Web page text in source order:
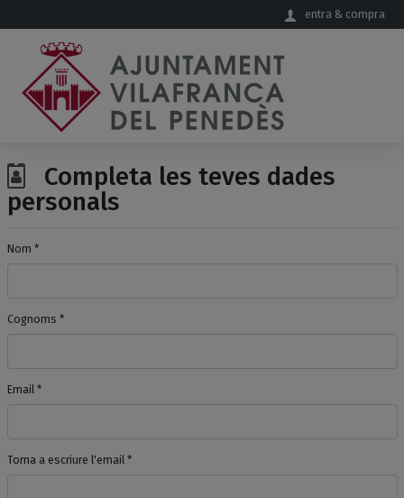
entra & compra
Completa les teves dades
personals
Nom *
Cognoms *
Email *
Torna a escriure l'email *